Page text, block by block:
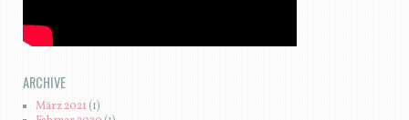
ARCHIVE
März 2021(1)